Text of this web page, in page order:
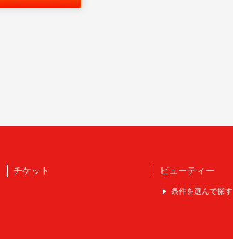
チケット ビューティー
条件を選んで探す